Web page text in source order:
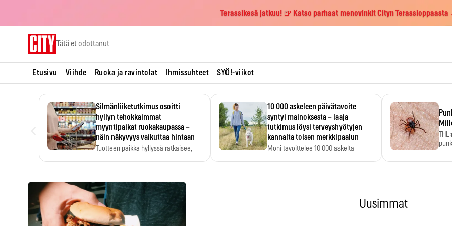
Terassikesä jatkuu! 🍺 Katso parhaat menovinkit Cityn
Tätä et odottanut
Etusivu Viihde Ruoka ja ravintolat Ihmissuhteet SYÖ!-viikot
Silmänliiketutkimus osoitti
hyllyn tehokkaimmat
myyntipaikat ruokakaupassa –
näin näkyvyys vaikuttaa hintaan
Tuotteen paikka hyllyssä ratkaisee,
10 000 askeleen päivätavoite
syntyi mainoksesta – laaja
tutkimus löysi terveyshyötyjen
kannalta toisen merkkipaalun
Moni tavoittelee 10 000 askelta
Uusimmat